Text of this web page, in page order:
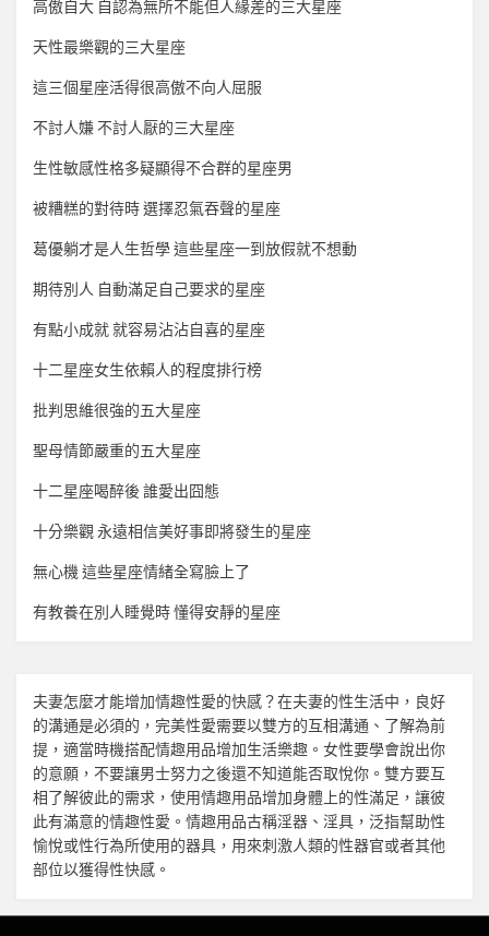
高傲自大 自認為無所不能但人緣差的三大星座
天性最樂觀的三大星座
這三個星座活得很高傲不向人屈服
不討人嫌 不討人厭的三大星座
生性敏感性格多疑顯得不合群的星座男
被糟糕的對待時 選擇忍氣吞聲的星座
葛優躺才是人生哲學 這些星座一到放假就不想動
期待別人 自動滿足自己要求的星座
有點小成就 就容易沾沾自喜的星座
十二星座女生依賴人的程度排行榜
批判思維很強的五大星座
聖母情節嚴重的五大星座
十二星座喝醉後 誰愛出囧態
十分樂觀 永遠相信美好事即將發生的星座
無心機 這些星座情緒全寫臉上了
有教養在別人睡覺時 懂得安靜的星座
夫妻怎麼才能增加情趣性愛的快感？在夫妻的性生活中，良好
的溝通是必須的，完美性愛需要以雙方的互相溝通、了解為前
提，適當時機搭配情趣用品增加生活樂趣。女性要學會說出你
的意願，不要讓男士努力之後還不知道能否取悅你。雙方要互
相了解彼此的需求，使用情趣用品增加身體上的性滿足，讓彼
此有滿意的情趣性愛。 情趣用品古稱淫器、淫具，泛指幫助性
愉悅或性行為所使用的器具，用來刺激人類的性器官或者其他
部位以獲得性快感。